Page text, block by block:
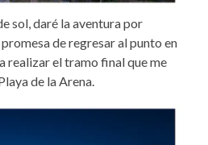
sol, daré la aventura por
de regresar al punto en
realizar el tramo final que me
de la Arena.